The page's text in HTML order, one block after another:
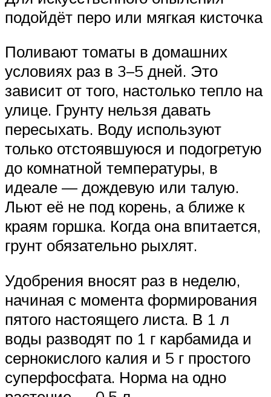
подойдёт перо или мягкая кисточка
Поливают томаты в домашних
условиях раз в 3–5 дней. Это
зависит от того, настолько тепло на
улице. Грунту нельзя давать
пересыхать. Воду используют
только отстоявшуюся и подогретую
до комнатной температуры, в
идеале — дождевую или талую.
Льют её не под корень, а ближе к
краям горшка. Когда она впитается,
грунт обязательно рыхлят.
Удобрения вносят раз в неделю,
начиная с момента формирования
пятого настоящего листа. В 1 л
воды разводят по 1 г карбамида и
сернокислого калия и 5 г простого
суперфосфата. Норма на одно